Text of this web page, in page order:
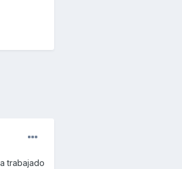
trabajado